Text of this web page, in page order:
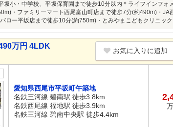
坂小・中学校、平坂保育園まで徒歩10分以内＊ライフインフ
・ファミリーマート西尾富山町店まで徒歩7分(約490m)・
ロー平坂店まで徒歩10分(約750m)・とみやまこどもクリニッ
万円 4LDK
お気に入りに追加
愛知県西尾市平坂町午築地
名鉄三河線 碧南駅 徒歩3.8km
名鉄西尾線 福地駅 徒歩3.9km
名鉄三河線 碧南中央駅 徒歩4.4km